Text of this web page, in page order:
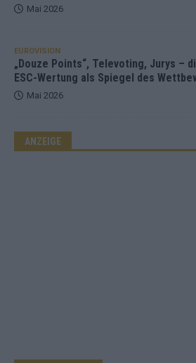
Mai 2026
EUROVISION
„Douze Points“, Televoting, Jurys –
ESC-Wertung als Spiegel des
Mai 2026
ANZEIGE